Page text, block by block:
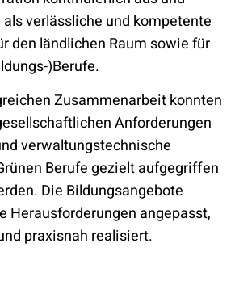
verlässliche und kompetente
den ländlichen Raum sowie für
)Berufe.
Zusammenarbeit konnten
Anforderungen
verwaltungstechnische
Berufe gezielt aufgegriffen
Die Bildungsangebote
Herausforderungen angepasst,
praxisnah realisiert.